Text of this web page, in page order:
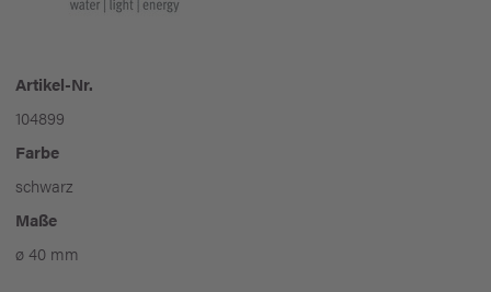
Artikel-Nr.
104899
Farbe
schwarz
Maße
ø 40 mm